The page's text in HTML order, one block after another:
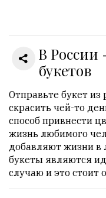
1
Гостей:
Пользователей:
0
НАШИ
ПРАВИЛА
Тонкие
материалы
В России
букетов
Отправьте букет
скрасить чей-то
способ привнести
жизнь любимого
добавляют жизни в
букеты являются
случаю и это стоит